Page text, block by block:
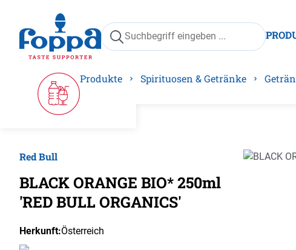
Zur Hauptnavigation springen
Produkte Spirituosen & Getränke
Red Bull
BLACK ORANGE BIO* 250ml
'RED BULL ORGANICS'
Herkunft:Österreich